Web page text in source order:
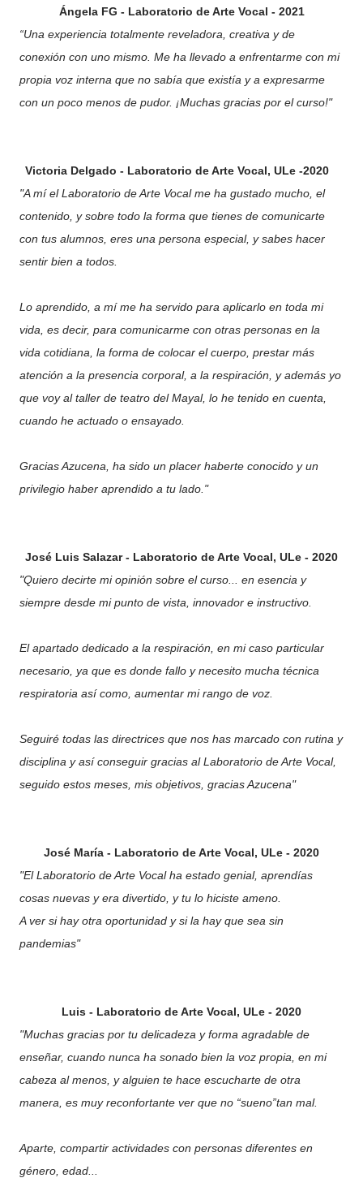
Ángela FG - Laboratorio de Arte Vocal - 2021
“Una experiencia totalmente reveladora, creativa y de
conexión con uno mismo. Me ha llevado a enfrentarme con mi
propia voz interna que no sabía que existía y a expresarme
con un poco menos de pudor. ¡Muchas gracias por el curso!"
2020- Victoria Delgado - Laboratorio de Arte Vocal, ULe
"A mí el Laboratorio de Arte Vocal me ha gustado mucho, el
contenido, y sobre todo la forma que tienes de comunicarte
con tus alumnos, eres una persona especial, y sabes hacer
sentir bien a todos.
Lo aprendido, a mí me ha servido para aplicarlo en toda mi
vida, es decir, para comunicarme con otras personas en la
vida cotidiana, la forma de colocar el cuerpo, prestar más
atención a la presencia corporal, a la respiración, y además yo
que voy al taller de teatro del Mayal, lo he tenido en cuenta,
cuando he actuado o ensayado.
Gracias Azucena, ha sido un placer haberte conocido y un
privilegio haber aprendido a tu lado."
José Luis Salazar - Laboratorio de Arte Vocal, ULe - 2020
"Quiero decirte mi opinión sobre el curso... en esencia y
siempre desde mi punto de vista, innovador e instructivo.
El apartado dedicado a la respiración, en mi caso particular
necesario, ya que es donde fallo y necesito mucha técnica
respiratoria así como, aumentar mi rango de voz.
Seguiré todas las directrices que nos has marcado con rutina y
disciplina y así conseguir gracias al Laboratorio de Arte Vocal,
seguido estos meses, mis objetivos, gracias Azucena"
José María - Laboratorio de Arte Vocal, ULe - 2020
"El Laboratorio de Arte Vocal ha estado genial, aprendías
cosas nuevas y era divertido, y tu lo hiciste ameno.
A ver si hay otra oportunidad y si la hay que sea sin
pandemias"
Luis - Laboratorio de Arte Vocal, ULe - 2020
"Muchas gracias por tu delicadeza y forma agradable de
enseñar, cuando nunca ha sonado bien la voz propia, en mi
cabeza al menos, y alguien te hace escucharte de otra
manera, es muy reconfortante ver que no “sueno”tan mal.
Aparte, compartir actividades con personas diferentes en
género, edad...